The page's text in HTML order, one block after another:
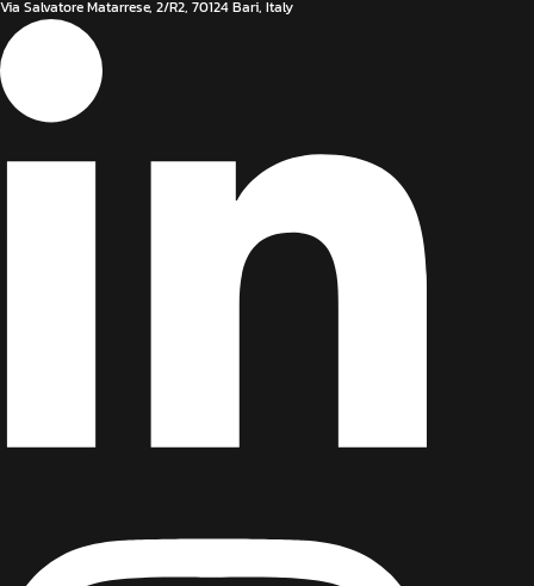
Via Salvatore Matarrese, 2/R2, 70124 Bari, Italy